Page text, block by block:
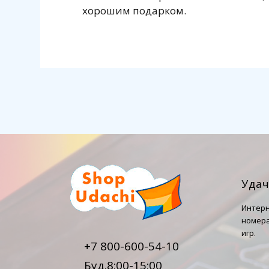
хорошим подарком.
+7 800-600-54-10
Буд.8:00-15:00
игр.